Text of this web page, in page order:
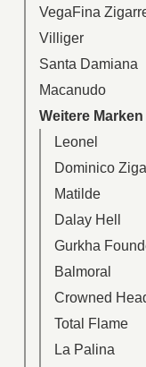
VegaFina
Villiger
Santa Damiana
Macanudo
Weitere Marken
Leonel
Dominico
Matilde
Dalay Hell
Gurkha
Balmoral
Crowned
Total Flame
La Palina